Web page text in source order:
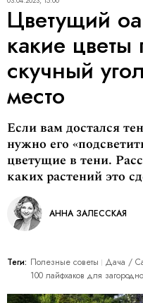
Цветущий
какие цветы
скучный
место
Если вам достался
нужно его
цветущие в тени.
каких растений это
АННА ЗАЛЕССКАЯ
Теги: Полезные советы Дача /
100 лайфхаков для